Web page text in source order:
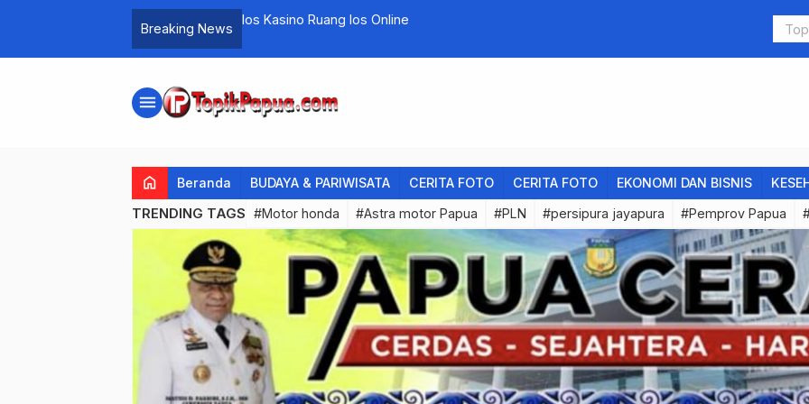
Breaking News
Kapolda Papua Ungkap Sumber Dana Gerakan KKB
Legal
menu
home Beranda BUDAYA & PARIWISATA CERITA FOTO CERITA FOTO EKONOMI DAN BISNIS
TRENDING TAGS #Motor honda #Astra motor Papua #PLN #persipura jayapura #Pemprov Papua